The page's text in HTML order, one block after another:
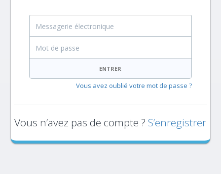
Messagerie électronique
ENTRER
Vous avez oublié votre mot de passe ?
Vous n’avez pas de compte ? S’enregistrer